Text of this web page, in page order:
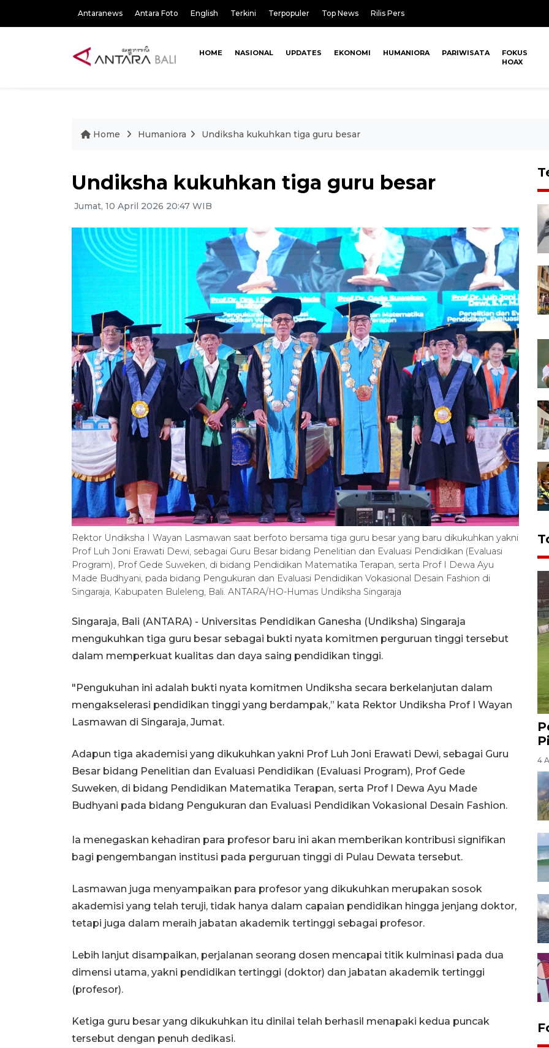
Antaranews Antara Foto English Terkini Terpopuler Top News Rilis Pers
HOME NASIONAL UPDATES EKONOMI HUMANIORA PARIWISATA
FOKUS
HOAX
Home Humaniora Undiksha kukuhkan tiga guru besar
Undiksha kukuhkan tiga guru besar
Jumat, 10 April 2026 20:47 WIB
Rektor Undiksha I Wayan Lasmawan saat berfoto bersama tiga guru besar yang baru dikukuhkan yakni
Prof Luh Joni Erawati Dewi, sebagai Guru Besar bidang Penelitian dan Evaluasi Pendidikan (Evaluasi
Program), Prof Gede Suweken, di bidang Pendidikan Matematika Terapan, serta Prof I Dewa Ayu
Made Budhyani, pada bidang Pengukuran dan Evaluasi Pendidikan Vokasional Desain Fashion di
Singaraja, Kabupaten Buleleng, Bali. ANTARA/HO-Humas Undiksha Singaraja
Singaraja, Bali (ANTARA) - Universitas Pendidikan Ganesha (Undiksha) Singaraja
mengukuhkan tiga guru besar sebagai bukti nyata komitmen perguruan tinggi tersebut
dalam memperkuat kualitas dan daya saing pendidikan tinggi.
"Pengukuhan ini adalah bukti nyata komitmen Undiksha secara berkelanjutan dalam
mengakselerasi pendidikan tinggi yang berdampak,” kata Rektor Undiksha Prof I Wayan
Lasmawan di Singaraja, Jumat.
Adapun tiga akademisi yang dikukuhkan yakni Prof Luh Joni Erawati Dewi, sebagai Guru
Besar bidang Penelitian dan Evaluasi Pendidikan (Evaluasi Program), Prof Gede
Suweken, di bidang Pendidikan Matematika Terapan, serta Prof I Dewa Ayu Made
Budhyani pada bidang Pengukuran dan Evaluasi Pendidikan Vokasional Desain Fashion.
Ia menegaskan kehadiran para profesor baru ini akan memberikan kontribusi signifikan
bagi pengembangan institusi pada perguruan tinggi di Pulau Dewata tersebut.
Lasmawan juga menyampaikan para profesor yang dikukuhkan merupakan sosok
akademisi yang telah teruji, tidak hanya dalam capaian pendidikan hingga jenjang doktor,
tetapi juga dalam meraih jabatan akademik tertinggi sebagai profesor.
Lebih lanjut disampaikan, perjalanan seorang dosen mencapai titik kulminasi pada dua
dimensi utama, yakni pendidikan tertinggi (doktor) dan jabatan akademik tertinggi
(profesor).
Ketiga guru besar yang dikukuhkan itu dinilai telah berhasil menapaki kedua puncak
tersebut dengan penuh dedikasi.
4